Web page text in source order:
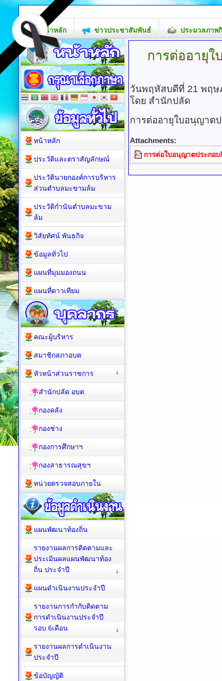
loading images: 0/2
หน้าหลัก ข่าวประชาสัมพันธ์ ประมวลภาพ
การต่ออายุ
วันพฤหัสบดีที่ 21 พฤษ
Attachments:
การต่อใบอนุญาตประกอ
หน้าหลัก
ประวัติและตราสัญลักษณ์
ประวัตินายกองค์การบริหาร
ส่วนตำบลมะขามล้ม
ประวัติกำนันตำบลมะขาม
ล้ม
วิสัยทัศน์ พันธกิจ
ข้อมูลทั่วไป
แผนที่มุมมองถนน
แผนที่ดาวเทียม
คณะผู้บริหาร
สมาชิกสภาอบต
หัวหน้าส่วนราชการ
สำนักปลัด อบต.
กองคลัง
กองช่าง
กองการศึกษาฯ
กองสาธารณสุขฯ
หน่วยตรวจสอบภายใน
แผนพัฒนาท้องถิ่น
รายงานผลการติดตามและ
ประเมินผลแผนพัฒนาท้อง
ถิ่น ประจำปี
แผนดำเนินงานประจำปี
รายงานการกำกับติดตาม
การดำเนินงานประจำปี
รอบ 6เดือน
รายงานผลการดำเนินงาน
ประจำปี